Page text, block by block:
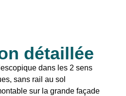
détaillée
dans les 2 sens
sans rail au sol
sur la grande façade